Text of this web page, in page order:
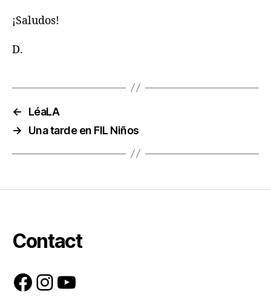
¡Saludos!
D.
←
LéaLA
→
Una tarde en FIL Niños
Contact
Facebook
Instagram
YouTube